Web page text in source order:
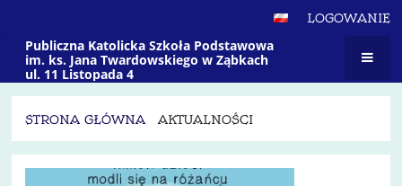
LOGOWANIE
Publiczna Katolicka Szkoła Podstawowa
im. ks. Jana Twardowskiego w Ząbkach
ul. 11 Listopada 4
STRONA GŁÓWNA AKTUALNOŚCI
Aktualności